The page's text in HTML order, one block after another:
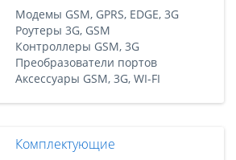
Модемы GSM, GPRS, EDGE, 3G
Роутеры 3G, GSM
Контроллеры GSM, 3G
Преобразователи портов
Аксессуары GSM, 3G, WI-FI
Комплектующие